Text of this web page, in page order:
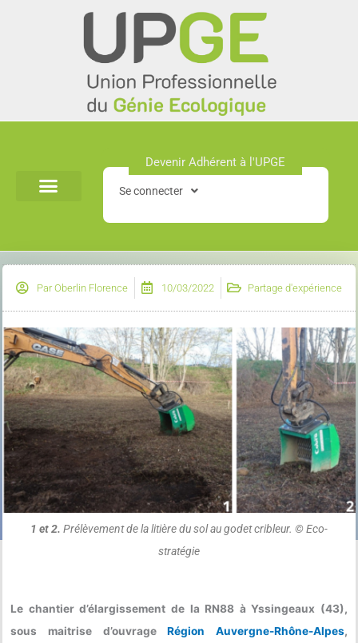
Devenir Adhérent à l'UPGE​
Se connecter
ParOberlin Florence 10/03/2022 Partage d'expérience
1 et 2. Prélèvement de la litière du sol au godet cribleur. © Eco-
stratégie
Le chantier d’élargissement de la RN88 à Yssingeaux (43),
sous maitrise d’ouvrageRégion Auvergne-Rhône-Alpes,